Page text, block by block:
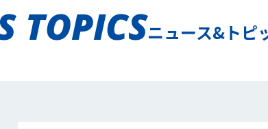
TOPICSニュース&トピ